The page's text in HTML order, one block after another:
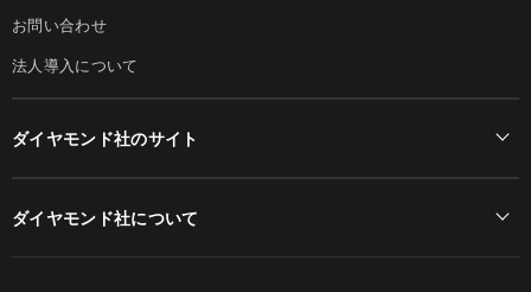
お問い合わせ
法人導入について
ダイヤモンド社のサイト
ダイヤモンド社について